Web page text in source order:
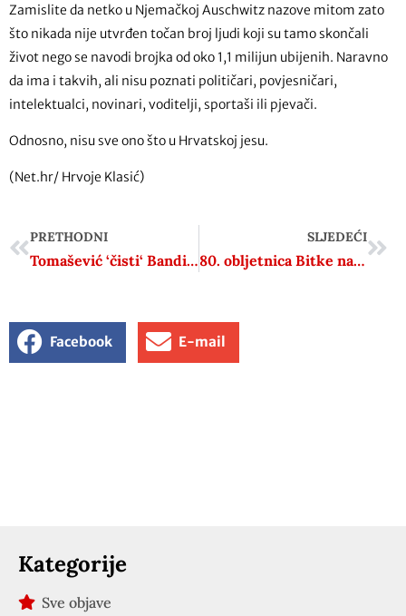
Zamislite da netko u Njemačkoj Auschwitz nazove mitom zato
što nikada nije utvrđen točan broj ljudi koji su tamo skončali
život nego se navodi brojka od oko 1,1 milijun ubijenih. Naravno
da ima i takvih, ali nisu poznati političari, povjesničari,
intelektualci, novinari, voditelji, sportaši ili pjevači.
Odnosno, nisu sve ono što u Hrvatskoj jesu.
(Net.hr/ Hrvoje Klasić)
PRETHODNI
Tomašević ‘čisti‘ Bandićeve zaklade: Grad im dao desetke milijuna, a oni ih trošili na – plaće
SLJEDEĆI
80. obljetnica Bitke na Humci
Facebook E-mail
Kategorije
Sve objave